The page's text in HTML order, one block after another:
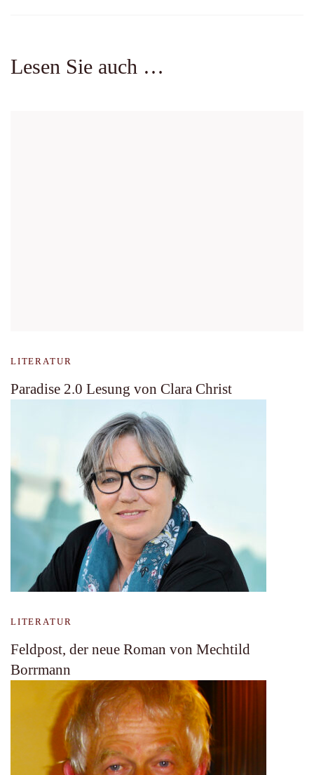
Lesen Sie auch …
LITERATUR
Paradise 2.0 Lesung von Clara Christ
LITERATUR
Feldpost, der neue Roman von Mechtild
Borrmann